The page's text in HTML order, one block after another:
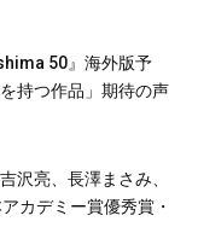
50』海外版予
持つ作品」期待の声
沢亮、長澤まさみ、
カデミー賞優秀賞・